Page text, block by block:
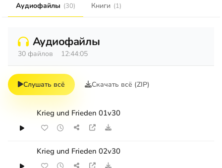
Аудиофайлы (30) Книги (1)
Аудиофайлы
30 файлов 12:44:05
Слушать всё Скачать всё (ZIP)
Krieg und Frieden 01v30
Krieg und Frieden 02v30